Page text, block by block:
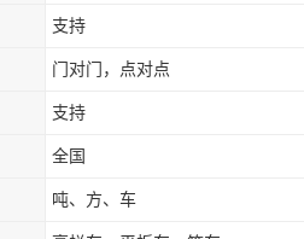
支持
门对门，点对点
支持
全国
吨、方、车